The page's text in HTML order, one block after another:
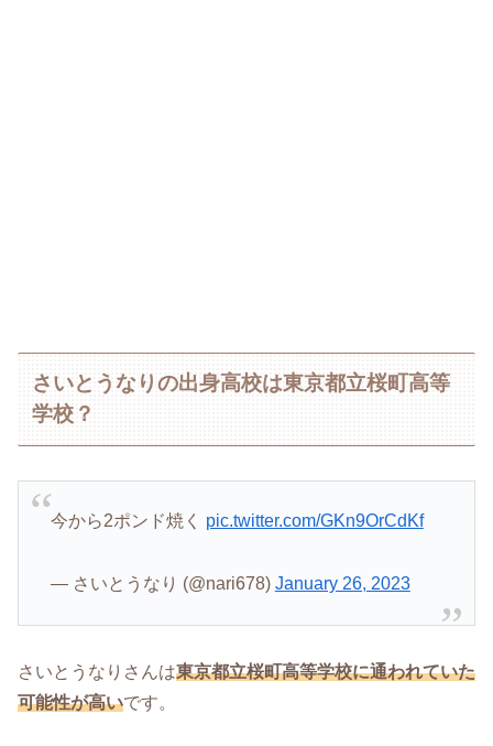
さいとうなりの出身高校は東京都立桜町高等
学校？
今から2ポンド焼く pic.twitter.com/GKn9OrCdKf
— さいとうなり (@nari678) January 26, 2023
さいとうなりさんは東京都立桜町高等学校に通われていた
可能性が高いです。